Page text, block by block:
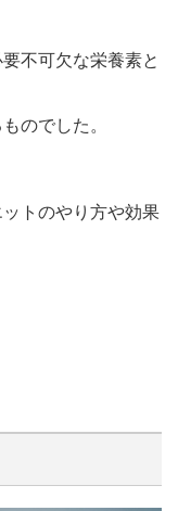
不可欠な栄養素と
のでした。
トのやり方や効果